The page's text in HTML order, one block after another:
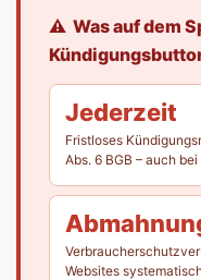
⚠ Was auf dem
Jederzeit
Fristloses
Abs. 6 BGB – auch
Websites